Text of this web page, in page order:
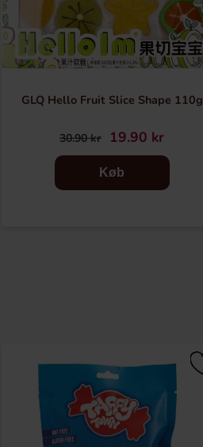
GLQ Hello Fruit Slice Shape 110g
30.90 kr 19.90 kr
Køb